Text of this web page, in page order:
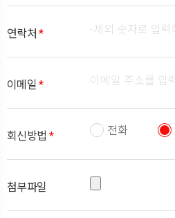
연락처*
이메일*
회신방법 * 전화
첨부파일